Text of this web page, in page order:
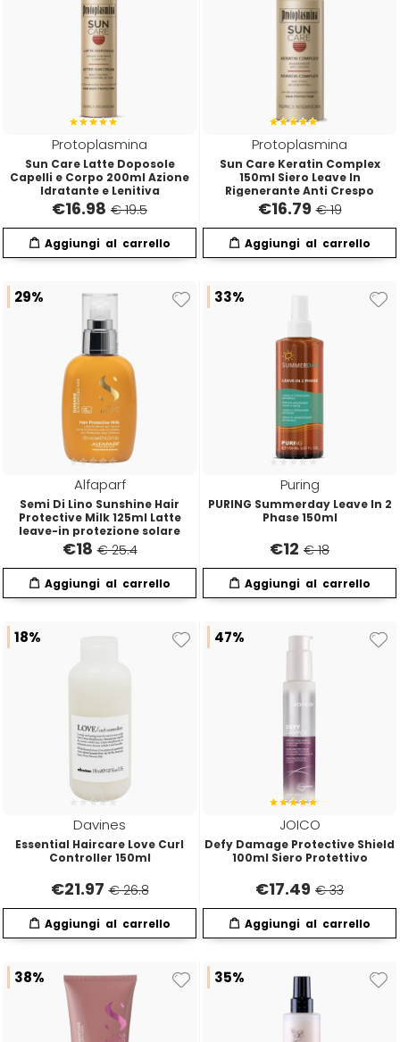
Artego
Ascèt
Astra
Aurore
Colorpack
Comprof
Corioliss
Cosmethic
D
Davines
Depot
Directions
Diva
Dr.K Soap Company
Dyson
E
Edelstein
Eksperience
Elios
Estiwell
Eugène Perma
Euro Marbel
Euro Stil
Euromax
EveryGreen
F-G-H
FANOLA
FARMACA INTERNATIONAL
I-J-K
Imbue
Emulsioni Ossidanti
Emulsioni Permanenti
Protoplasmina
Sun Care Latte Doposole
Capelli e Corpo 200ml Azione
Idratante e Lenitiva
€16.98 € 19.5
Protoplasmina
Sun Care Keratin Complex
150ml Siero Leave In
Rigenerante Anti Crespo
€16.79 € 19
29%
Alfaparf
Semi Di Lino Sunshine Hair
Protective Milk 125ml Latte
leave-in protezione solare
€18 € 25.4
33%
Puring
PURING Summerday Leave In 2
Phase 150ml
€12 € 18
18%
Davines
Essential Haircare Love Curl
Controller 150ml
€21.97 € 26.8
47%
JOICO
Defy Damage Protective Shield
100ml Siero Protettivo
€17.49 € 33
38% 35%